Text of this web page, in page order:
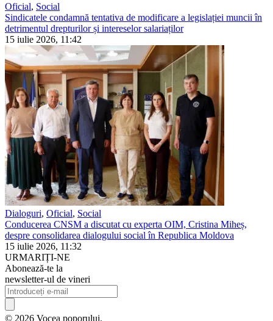
Oficial, Social
Sindicatele condamnă tentativa de modificare a legislației muncii în
detrimentul drepturilor și intereselor salariaților
15 iulie 2026, 11:42
Dialoguri, Oficial, Social
Conducerea CNSM a discutat cu experta OIM, Cristina Miheș,
despre consolidarea dialogului social în Republica Moldova
15 iulie 2026, 11:32
URMARIȚI-NE
Abonează-te la
newsletter-ul de vineri
© 2026 Vocea poporului.